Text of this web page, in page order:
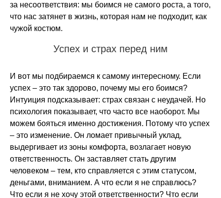
за несоответствия: мы боимся не самого роста, а того,
что нас затянет в жизнь, которая нам не подходит, как
чужой костюм.
Успех и страх перед ним
И вот мы подбираемся к самому интересному. Если
успех – это так здорово, почему мы его боимся?
Интуиция подсказывает: страх связан с неудачей. Но
психология показывает, что часто все наоборот. Мы
можем бояться именно достижения. Потому что успех
– это изменение. Он ломает привычный уклад,
выдергивает из зоны комфорта, возлагает новую
ответственность. Он заставляет стать другим
человеком – тем, кто справляется с этим статусом,
деньгами, вниманием. А что если я не справлюсь?
Что если я не хочу этой ответственности? Что если